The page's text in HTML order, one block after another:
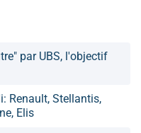
par UBS, l'objectif
Renault, Stellantis,
Elis